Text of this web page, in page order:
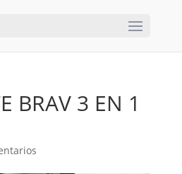
BRAV 3 EN 1